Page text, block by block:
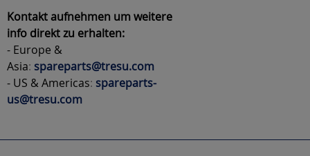
Kontakt aufnehmen um weitere
info direkt zu erhalten:
- Europe &
Asia: spareparts@tresu.com
- US & Americas: spareparts-
us@tresu.com